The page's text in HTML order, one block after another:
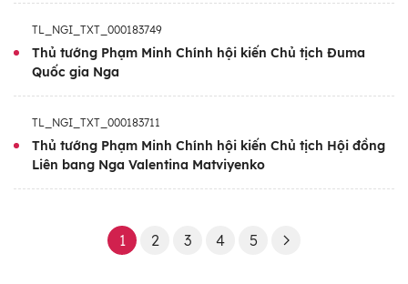
vướng mắc còn tồn tại, tạo xung lực mới
thúc đẩy hợp tác song phương trên các lĩnh
các định hướng hợp tác lớn trong thời gian
tới, trong đó có khai mở và khởi động các dự
án hợp tác cụ thể phục vụ cho mục tiêu phát
triển hiện nay của Việt Nam như năng lượng
nghệ cao, y sinh, chăm sóc sức khỏe, đào
TL_NGI_TXT_000183749
Thủ tướng Phạm Minh Chính hội kiến Chủ tịch Đuma
Quốc gia Nga
TL_NGI_TXT_000183711
Thủ tướng Phạm Minh Chính hội kiến Chủ tịch Hội đồng
Liên bang Nga Valentina Matviyenko
1 2 3 4 5